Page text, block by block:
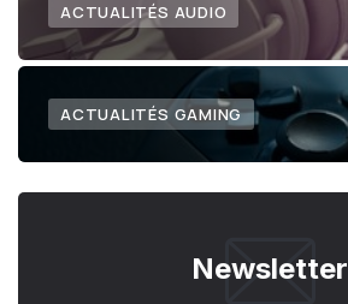
ACTUALITÉS AUDIO
ACTUALITÉS GAMING
Newsletter